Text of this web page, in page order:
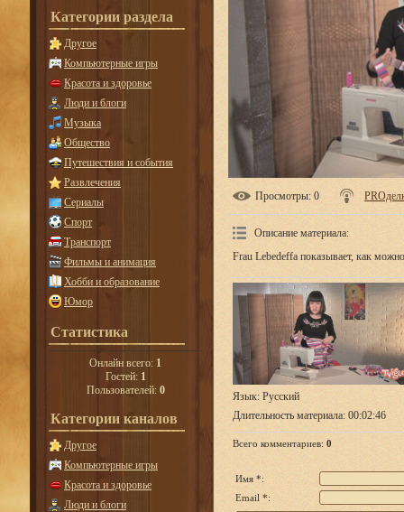
Категории раздела
Другое
Компьютерные игры
Красота и здоровье
Люди и блоги
Музыка
Общество
Путешествия и события
Развлечения
Сериалы
Спорт
Транспорт
Фильмы и анимация
Хобби и образование
Юмор
Статистика
Онлайн всего: 1
Гостей: 1
Пользователей: 0
Категории каналов
Другое
Компьютерные игры
Красота и здоровье
Люди и блоги
Просмотры: 0
Описание материала:
Frau Lebedeffa показывает, как
Язык: Русский
Длительность материала: 00:02:46
Всего комментариев: 0
Имя *:
Email *: